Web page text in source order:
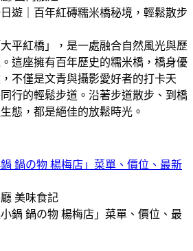
平紅橋」，是一處融合自然風光與歷
這座擁有百年歷史的糯米橋，橋身優
不僅是文青與攝影愛好者的打卡天
行的輕鬆步道。沿著步道散步、到橋
態，都是絕佳的放鬆時光。
鍋の物 楊梅店」菜單、價位、最新
美味食記